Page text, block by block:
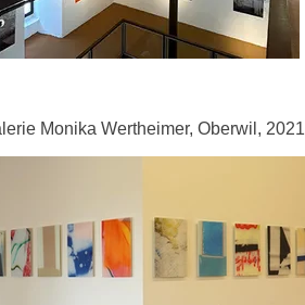
Monika Wertheimer, Oberwil, 2021